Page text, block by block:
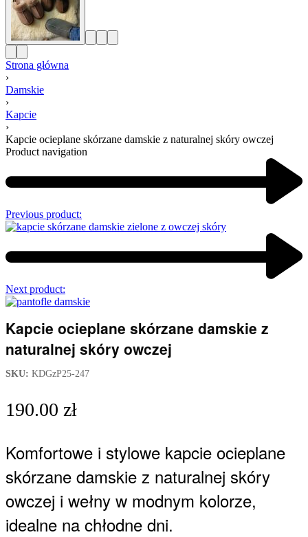
Strona główna
›
Damskie
›
Kapcie
›
Kapcie ocieplane skórzane damskie z naturalnej skóry owczej
Product navigation
Previous product:
Next product:
Kapcie ocieplane skórzane damskie z
naturalnej skóry owczej
SKU: KDGzP25-247
190.00 zł
Komfortowe i stylowe kapcie ocieplane
skórzane damskie z naturalnej skóry
owczej i wełny w modnym kolorze,
idealne na chłodne dni.